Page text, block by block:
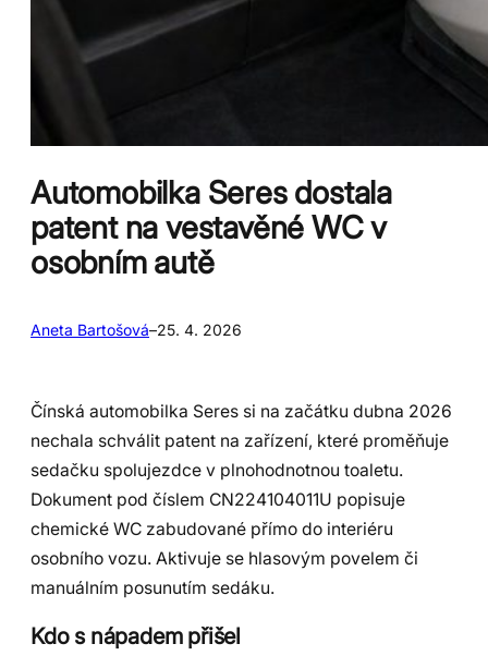
Automobilka Seres dostala
patent na vestavěné WC v
osobním autě
Aneta Bartošová–25. 4. 2026
Čínská automobilka Seres si na začátku dubna 2026
nechala schválit patent na zařízení, které proměňuje
sedačku spolujezdce v plnohodnotnou toaletu.
Dokument pod číslem CN224104011U popisuje
chemické WC zabudované přímo do interiéru
osobního vozu. Aktivuje se hlasovým povelem či
manuálním posunutím sedáku.
Kdo s nápadem přišel